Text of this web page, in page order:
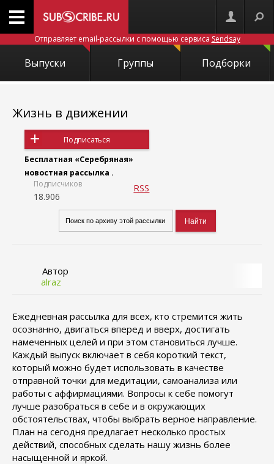
Отправляет email-рассылки с помощью сервиса Sendsay
Выпуски Группы Подборки
Жизнь в движении
Подписаться
Бесплатная «Серебряная»
новостная рассылка .
Подписчиков
18.906
RSS
Автор
alraz
Ежедневная рассылка для всех, кто стремится жить
осознанно, двигаться вперед и вверх, достигать
намеченных целей и при этом становиться лучше.
Каждый выпуск включает в себя короткий текст,
который можно будет использовать в качестве
отправной точки для медитации, самоанализа или
работы с аффирмациями. Вопросы к себе помогут
лучше разобраться в себе и в окружающих
обстоятельствах, чтобы выбрать верное направление.
План на сегодня предлагает несколько простых
действий, способных сделать нашу жизнь более
насыщенной и яркой.